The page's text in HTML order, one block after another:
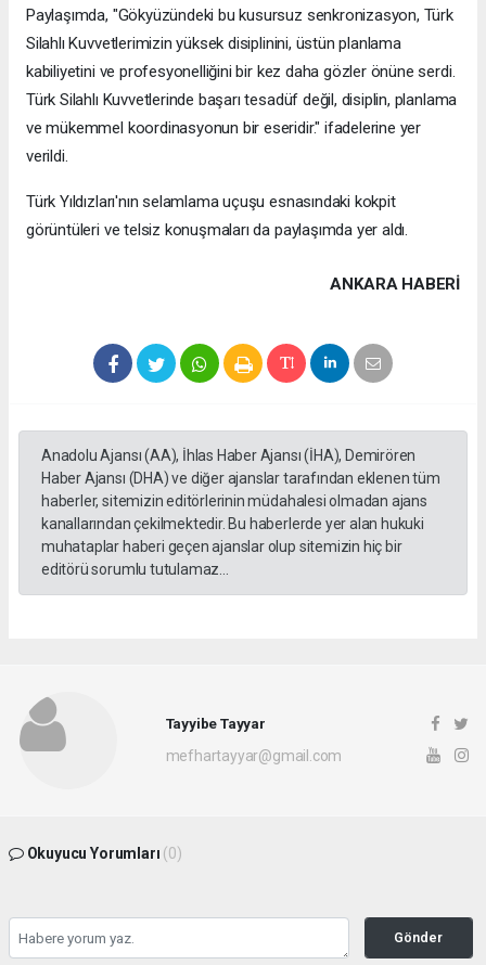
Paylaşımda, "Gökyüzündeki bu kusursuz senkronizasyon, Türk
Silahlı Kuvvetlerimizin yüksek disiplinini, üstün planlama
kabiliyetini ve profesyonelliğini bir kez daha gözler önüne serdi.
Türk Silahlı Kuvvetlerinde başarı tesadüf değil, disiplin, planlama
ve mükemmel koordinasyonun bir eseridir." ifadelerine yer
verildi.
Türk Yıldızları'nın selamlama uçuşu esnasındaki kokpit
görüntüleri ve telsiz konuşmaları da paylaşımda yer aldı.
ANKARA HABERİ
Anadolu Ajansı (AA), İhlas Haber Ajansı (İHA), Demirören
Haber Ajansı (DHA) ve diğer ajanslar tarafından eklenen tüm
haberler, sitemizin editörlerinin müdahalesi olmadan ajans
kanallarından çekilmektedir. Bu haberlerde yer alan hukuki
muhataplar haberi geçen ajanslar olup sitemizin hiç bir
editörü sorumlu tutulamaz...
Tayyibe Tayyar
mefhartayyar@gmail.com
Okuyucu Yorumları (0)
Gönder